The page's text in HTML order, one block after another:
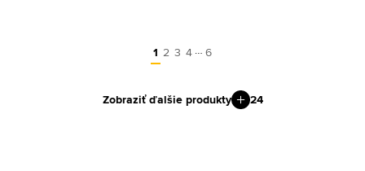
1 2 3 4 … 6
Zobraziť ďalšie produkty 24